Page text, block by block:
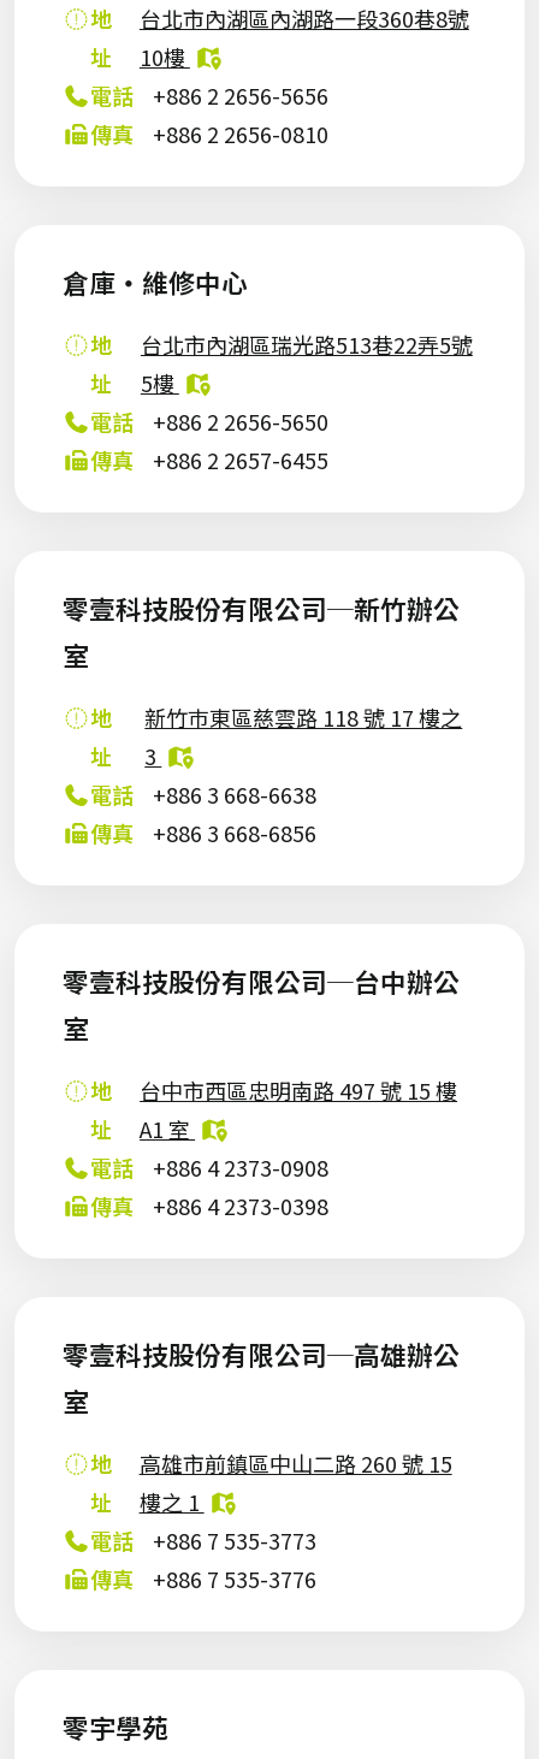
地
址
台北市內湖區內湖路一段360巷8號
10樓
電話
+886 2 2656-5656
傳真
+886 2 2656-0810
倉庫・維修中心
地
址
台北市內湖區瑞光路513巷22弄5號
5樓
電話
+886 2 2656-5650
傳真
+886 2 2657-6455
零壹科技股份有限公司─新竹辦公
室
地
址
新竹巿東區慈雲路 118 號 17 樓之
3
電話
+886 3 668-6638
傳真
+886 3 668-6856
零壹科技股份有限公司─台中辦公
室
地
址
台中市西區忠明南路 497 號 15 樓
A1 室
電話
+886 4 2373-0908
傳真
+886 4 2373-0398
零壹科技股份有限公司─高雄辦公
室
地
址
高雄市前鎮區中山二路 260 號 15
樓之 1
電話
+886 7 535-3773
傳真
+886 7 535-3776
零宇學苑